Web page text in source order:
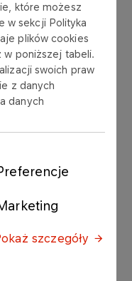
które możesz
w sekcji Polityka
plików cookies
w poniższej tabeli.
swoich praw
z danych
danych
szczegóły